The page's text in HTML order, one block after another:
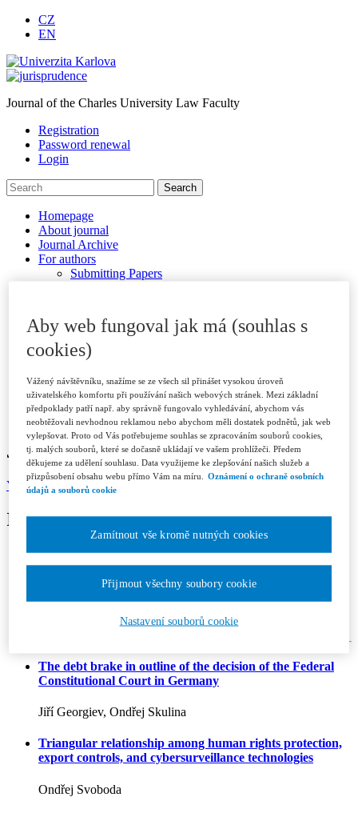
CZ
EN
Journal of the Charles University Law Faculty
Registration
Password renewal
Login
Homepage
About journal
Journal Archive
For authors
Submitting Papers
Examples of Citations
Peer Review Process
Code of Ethics
Contacts
Editorial board
Contacts
Subscription
Jurisprudence 4/2024
Year 2024 ISSN 1802-3843 (print)
Issue content
Editorial
Marek Antoš
The debt brake in outline of the decision of the Federal
Constitutional Court in Germany
Jiří Georgiev, Ondřej Skulina
Triangular relationship among human rights protection,
export controls, and cybersurveillance technologies
Ondřej Svoboda
Aby web fungoval jak má (souhlas s
cookies)
Vážený návštěvníku, snažíme se ze všech sil přinášet vysokou úroveň
uživatelského komfortu při používání našich webových stránek. Mezi základní
předpoklady patří např. aby správně fungovalo vyhledávání, abychom vás
neobtěžovali nevhodnou reklamou nebo abychom měli dostatek podnětů, jak web
vylepšovat. Proto od Vás potřebujeme souhlas se zpracováním souborů cookies,
tj. malých souborů, které se dočasně ukládají ve vašem prohlížeči. Předem
děkujeme za udělení souhlasu. Data využijeme ke zlepšování našich služeb a
přizpůsobení obsahu webu přímo Vám na míru.
Oznámení o ochraně osobních
údajů a souborů cookie
Nastavení souborů cookie
Zamítnout vše kromě nutných cookies
Přijmout všechny soubory cookie